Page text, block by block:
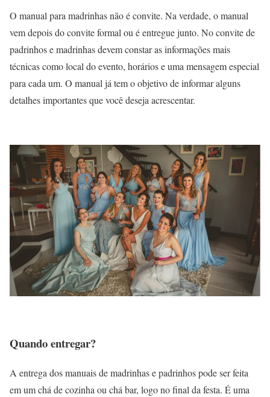
O manual para madrinhas não é convite. Na verdade, o manual
vem depois do convite formal ou é entregue junto. No convite de
padrinhos e madrinhas devem constar as informações mais
técnicas como local do evento, horários e uma mensagem especial
para cada um. O manual já tem o objetivo de informar alguns
detalhes importantes que você deseja acrescentar.
Quando entregar?
A entrega dos manuais de madrinhas e padrinhos pode ser feita
em um chá de cozinha ou chá bar, logo no final da festa. É uma